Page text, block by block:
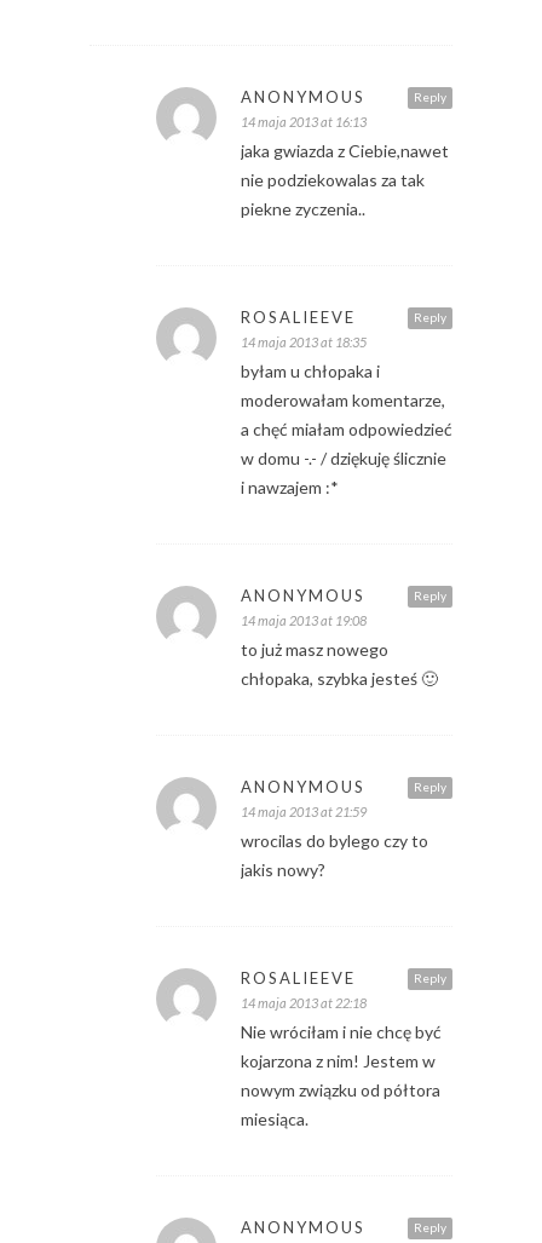
Reply
ANONYMOUS
14 maja 2013 at 16:13
jaka gwiazda z Ciebie,nawet
nie podziekowalas za tak
piekne zyczenia..
Reply
ROSALIEEVE
14 maja 2013 at 18:35
byłam u chłopaka i
moderowałam komentarze,
a chęć miałam odpowiedzieć
w domu -.- / dziękuję ślicznie
i nawzajem :*
Reply
ANONYMOUS
14 maja 2013 at 19:08
to już masz nowego
chłopaka, szybka jesteś 🙂
Reply
ANONYMOUS
14 maja 2013 at 21:59
wrocilas do bylego czy to
jakis nowy?
Reply
ROSALIEEVE
14 maja 2013 at 22:18
Nie wróciłam i nie chcę być
kojarzona z nim! Jestem w
nowym związku od półtora
miesiąca.
Reply
ANONYMOUS